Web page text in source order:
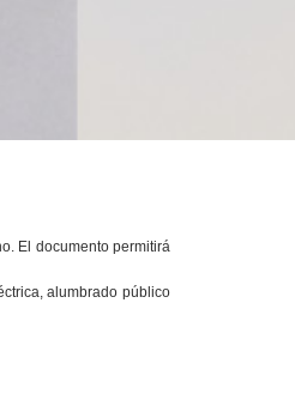
El documento permitirá
alumbrado público